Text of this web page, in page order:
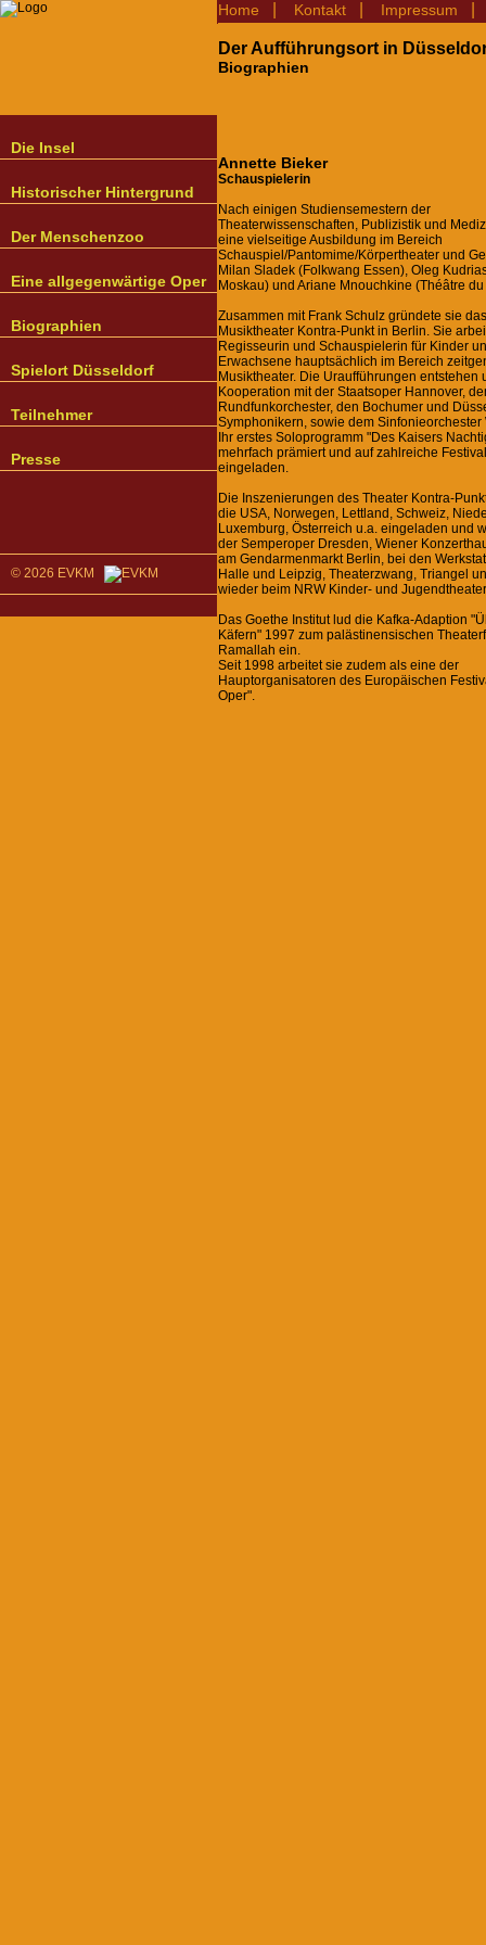
Die Insel
Historischer Hintergrund
Der Menschenzoo
Eine allgegenwärtige Oper
Biographien
Spielort Düsseldorf
Teilnehmer
Presse
© 2026 EVKM
Home Kontakt Impressum
Der Aufführungsort in
Biographien
Annette Bieker
Schauspielerin
Nach einigen Studiensemestern der
Theaterwissenschaften, Publizistik und
eine vielseitige Ausbildung im Bereich
Schauspiel/Pantomime/Körpertheater und
Milan Sladek (Folkwang Essen), Oleg
Moskau) und Ariane Mnouchkine (Théâtre
Zusammen mit Frank Schulz gründete sie das
Musiktheater Kontra-Punkt in Berlin. Sie
Regisseurin und Schauspielerin für Kinder
Erwachsene hauptsächlich im Bereich
Musiktheater. Die Uraufführungen entstehen
Kooperation mit der Staatsoper Hannover,
Rundfunkorchester, den Bochumer und
Symphonikern, sowie dem Sinfonieorchester
Ihr erstes Soloprogramm "Des Kaisers
mehrfach prämiert und auf zahlreiche
eingeladen.
Die Inszenierungen des Theater Kontra-
die USA, Norwegen, Lettland, Schweiz,
Luxemburg, Österreich u.a. eingeladen und
der Semperoper Dresden, Wiener
am Gendarmenmarkt Berlin, bei den
Halle und Leipzig, Theaterzwang, Triangel
wieder beim NRW Kinder- und
Das Goethe Institut lud die Kafka-Adaption
Käfern" 1997 zum palästinensischen
Ramallah ein.
Seit 1998 arbeitet sie zudem als eine der
Hauptorganisatoren des Europäischen
Oper".